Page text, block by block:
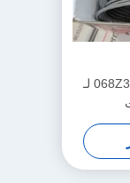
صمام التوسع الحراري الجديد 068Z3403 لـ